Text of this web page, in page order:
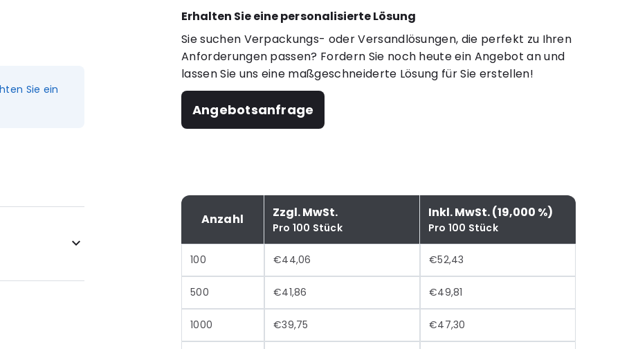
Erhalten Sie eine personalisierte Lösung
Sie suchen Verpackungs- oder Versandlösungen, die perfekt zu Ihren
Anforderungen passen? Fordern Sie noch heute ein Angebot an und
lassen Sie uns eine maßgeschneiderte Lösung für Sie erstellen!
Angebotsanfrage
Anzahl Zzgl. MwSt.
Pro 100 Stück
Inkl. MwSt. (19,000 %)
Pro 100 Stück
100 €44,06 €52,43
500 €41,86 €49,81
1000 €39,75 €47,30
Sie ein